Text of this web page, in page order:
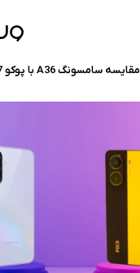
مقایسه سامسونگ A36 با پوکو X7 پرو؛ کدام را بخریم و چرا؟